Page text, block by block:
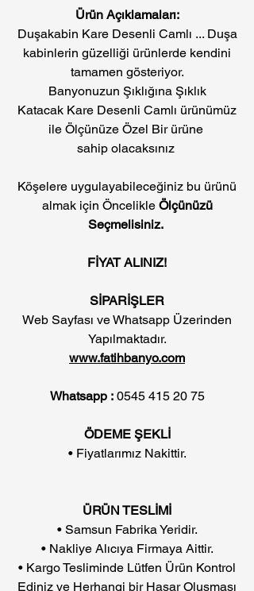
Ürün Açıklamaları:
Duşakabin Kare Desenli Camlı ... Duşa
kabinlerin güzelliği ürünlerde kendini
tamamen gösteriyor.
Banyonuzun Şıklığına Şıklık
Katacak Kare Desenli Camlı ürünümüz
ile Ölçünüze Özel Bir ürüne
sahip olacaksınız
Köşelere uygulayabileceğiniz bu ürünü
almak için Öncelikle Ölçünüzü
Seçmelisiniz.
FİYAT ALINIZ!
SİPARİŞLER
Web Sayfası ve Whatsapp Üzerinden
Yapılmaktadır.
www.fatihbanyo.com
Whatsapp : 0545 415 20 75
ÖDEME ŞEKLİ
• Fiyatlarımız Nakittir.
ÜRÜN TESLİMİ
• Samsun Fabrika Yeridir.
• Nakliye Alıcıya Firmaya Aittir.
• Kargo Tesliminde Lütfen Ürün Kontrol
Ediniz ve Herhangi bir Hasar Oluşması